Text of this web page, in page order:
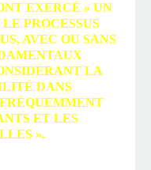
EXERCÉ » UN
PROCESSUS
AVEC OU SANS
LA
DANS
ET LES
».